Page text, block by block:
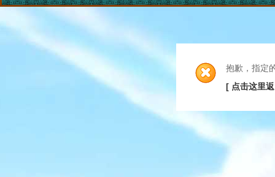
抱歉，指定
[ 点击这里